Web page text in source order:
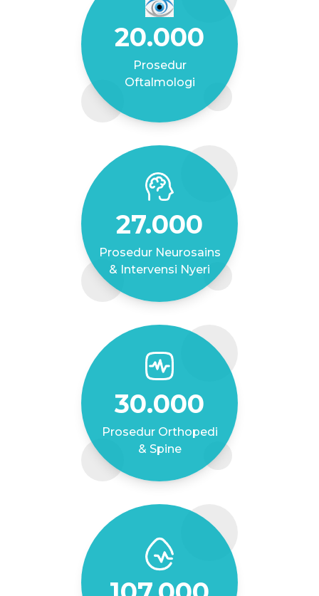
20.000
Prosedur
Oftalmologi
27.000
Prosedur Neurosains
& Intervensi Nyeri
30.000
Prosedur Orthopedi
& Spine